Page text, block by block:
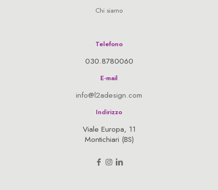
Chi siamo
Telefono
030.8780060
E-mail
info@l2adesign.com
Indirizzo
Viale Europa, 11
Montichiari (BS)